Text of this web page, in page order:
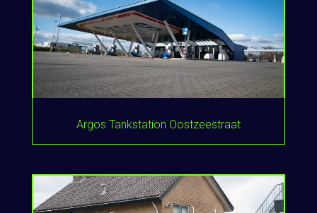
Argos Tankstation Oostzeestraat